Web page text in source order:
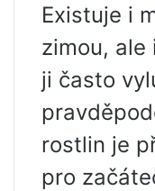
Existuje i
zimou, ale
ji často
rostlin je
pro